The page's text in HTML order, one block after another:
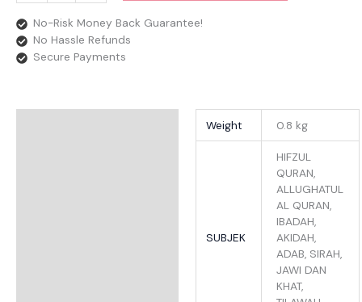
No-Risk Money Back Guarantee!
No Hassle Refunds
Secure Payments
Weight 0.8 kg
SUBJEK
HIFZUL
QURAN,
ALLUGHATUL
AL QURAN,
IBADAH,
AKIDAH,
ADAB, SIRAH,
JAWI DAN
KHAT,